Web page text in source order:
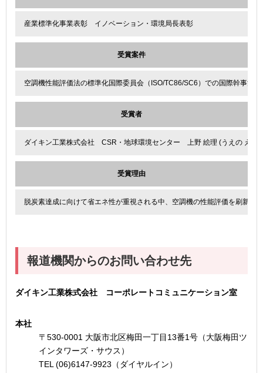
産業標準化事業表彰 イノベーション・環境局長表彰
受賞案件
空調機性能評価法の標準化国際委員会（ISO/TC86/SC6）での国際幹事活動
受賞者
ダイキン工業株式会社 CSR・地球環境センター 上野 絵理 (うえの えり)
受賞理由
脱炭素達成に向けて省エネ性が重視される中、空調機の性能評価を刷新
報道機関からのお問い合わせ先
ダイキン工業株式会社 コーポレートコミュニケーション室
本社
〒530-0001 大阪市北区梅田一丁目13番1号（大阪梅田ツ
インタワーズ・サウス）
TEL (06)6147-9923（ダイヤルイン）